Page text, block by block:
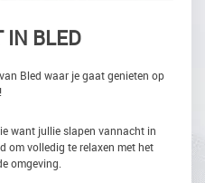
IN BLED
Bled waar je gaat genieten op
want jullie slapen vannacht in
om volledig te relaxen met het
omgeving.